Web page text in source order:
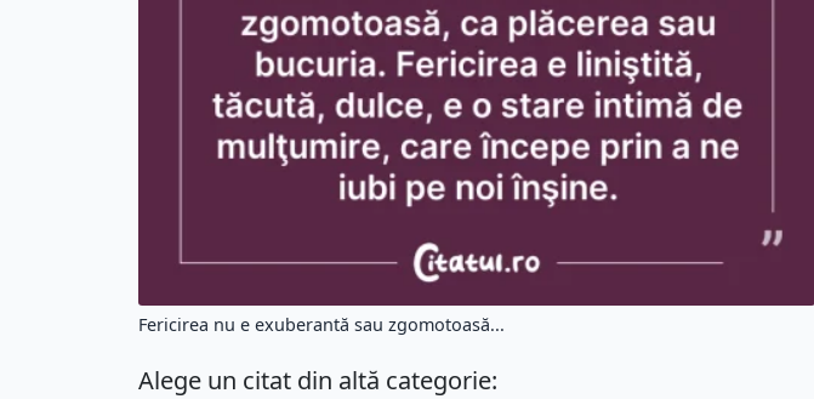
Fericirea nu e exuberantă sau zgomotoasă...
Alege un citat din altă categorie: